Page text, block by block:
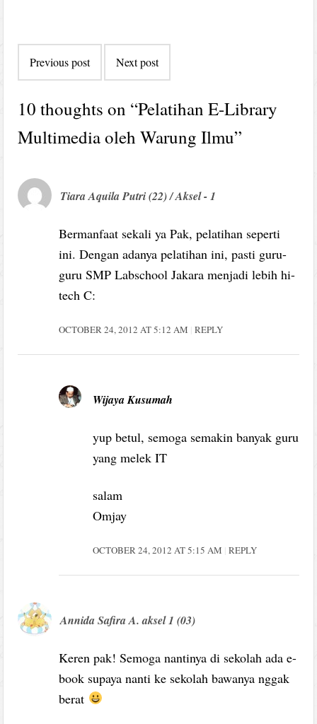
navigation
Previous post Next post
10 thoughts on “Pelatihan E-Library
Multimedia oleh Warung Ilmu”
Tiara Aquila Putri (22) / Aksel - 1
Bermanfaat sekali ya Pak, pelatihan seperti
ini. Dengan adanya pelatihan ini, pasti guru-
guru SMP Labschool Jakara menjadi lebih hi-
tech C:
OCTOBER 24, 2012 AT 5:12 AM REPLY
Wijaya Kusumah
yup betul, semoga semakin banyak guru
yang melek IT
salam
Omjay
OCTOBER 24, 2012 AT 5:15 AM REPLY
Annida Safira A. aksel 1 (03)
Keren pak! Semoga nantinya di sekolah ada e-
book supaya nanti ke sekolah bawanya nggak
berat